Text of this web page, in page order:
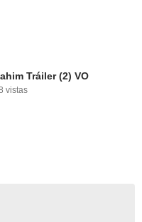
Tráiler (2) VO
vistas